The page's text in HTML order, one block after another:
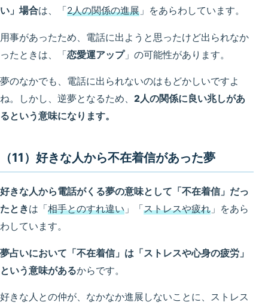
い」場合は、「 2人の関係の進展 」をあらわしています。
用事があったため、電話に出ようと思ったけど出られなか
ったときは、「恋愛運アップ」の可能性があります。
夢のなかでも、電話に出られないのはもどかしいですよ
ね。しかし、逆夢となるため、 2人の関係に良い兆しがあ
るという意味になります。
（11）好きな人から不在着信があった夢
好きな人から電話がくる夢の意味として「不在着信」だっ
たときは「 相手とのすれ違い 」「 ストレスや疲れ 」をあら
わしています。
夢占いにおいて「不在着信」は「ストレスや心身の疲労」
という意味があるからです。
好きな人との仲が、なかなか進展しないことに、ストレス